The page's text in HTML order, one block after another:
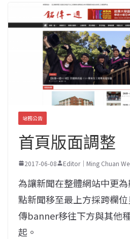
站務公告
首頁版面調整
2017-06-08 Editor｜Ming Chuan
為讓新聞在整體網站中更
點新聞移至最上方採跨欄
傳banner移往下方與其他
起。